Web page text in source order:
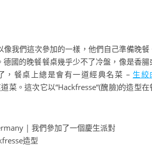
我們這次參加的一樣，他們自己準備晚餐
國的晚餐餐桌幾乎少不了冷盤，像是香腸
，餐桌上總是會有一道經典名菜 – 生絞
。這次它以“Hackfresse“(醜臉)的造型在
造型